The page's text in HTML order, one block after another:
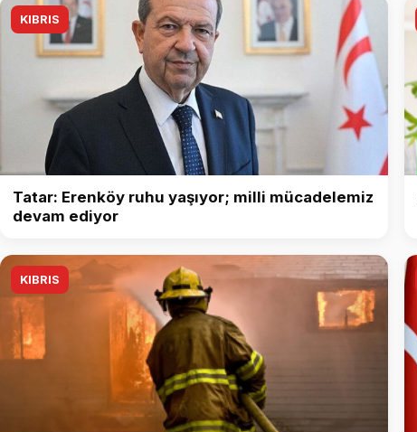
KIBRIS
Tatar: Erenköy ruhu yaşıyor; milli mücadelemiz
devam ediyor
KIBRIS